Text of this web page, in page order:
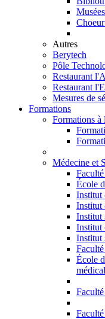
Autres
Berytech
Pôle
Restaurant
Restaurant
Mesures de
Formations
Formations à
Médecine et
École
Institut
Institut
Institut
Institut
Institut
École